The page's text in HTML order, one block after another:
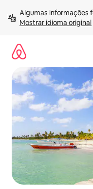
para
Mostrar idioma original